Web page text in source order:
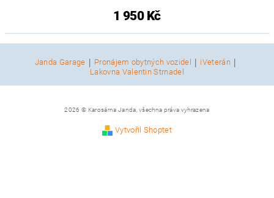
1 950 Kč
Janda Garage | Pronájem obytných vozidel | iVeterán |
Lakovna Valentin Strnadel
2026 © Karosárna Janda, všechna práva vyhrazena
Vytvořil Shoptet